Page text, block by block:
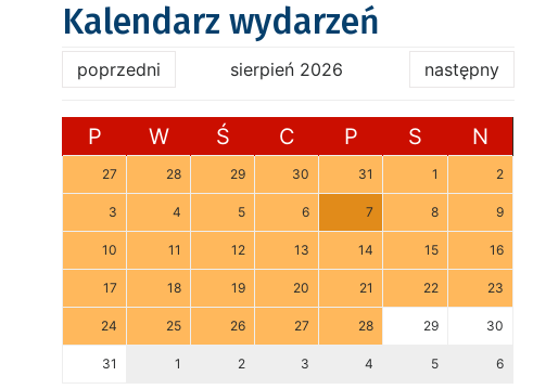
Kalendarz wydarzeń
poprzedni sierpień 2026 następny
P W Ś C P S N
27 28 29 30 31 1 2
3 4 5 6 7 8 9
10 11 12 13 14 15 16
17 18 19 20 21 22 23
24 25 26 27 28 29 30
31 1 2 3 4 5 6